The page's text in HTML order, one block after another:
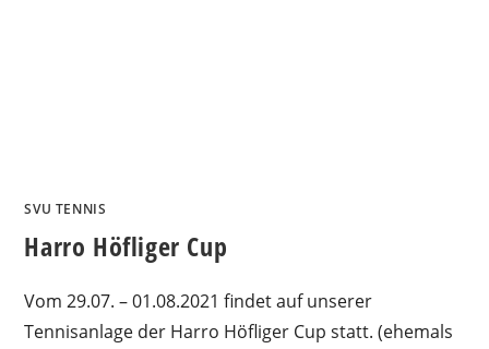
SVU TENNIS
Harro Höfliger Cup
Vom 29.07. – 01.08.2021 findet auf unserer
Tennisanlage der Harro Höfliger Cup statt. (ehemals